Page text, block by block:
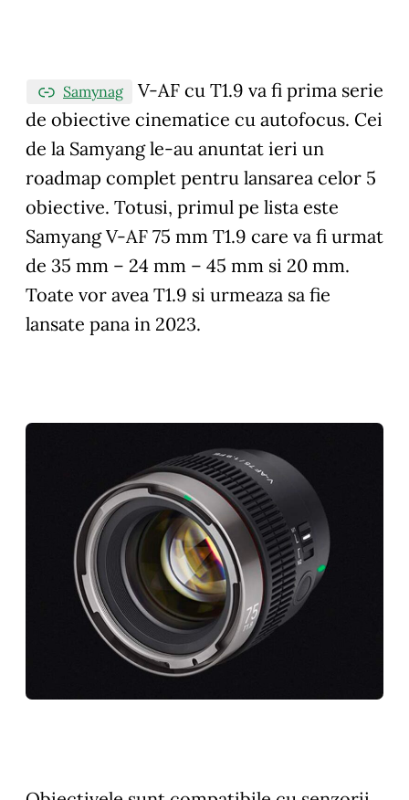
Samynag
V-AF cu T1.9 va fi prima serie
de obiective cinematice cu autofocus. Cei
de la Samyang le-au anuntat ieri un
roadmap complet pentru lansarea celor 5
obiective. Totusi, primul pe lista este
Samyang V-AF 75 mm T1.9 care va fi urmat
de 35 mm – 24 mm – 45 mm si 20 mm.
Toate vor avea T1.9 si urmeaza sa fie
lansate pana in 2023.